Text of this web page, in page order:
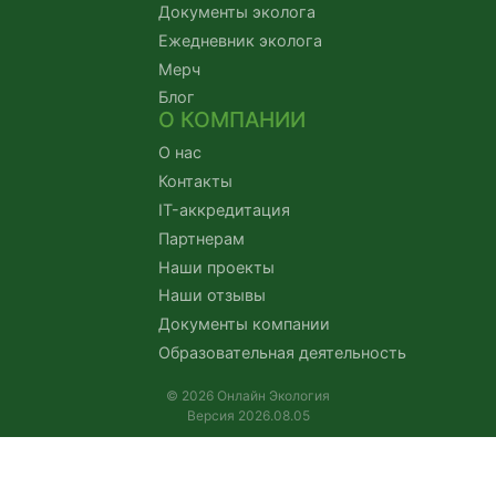
Документы эколога
Ежедневник эколога
Мерч
Блог
О КОМПАНИИ
О нас
Контакты
IT-аккредитация
Партнерам
Наши проекты
Наши отзывы
Документы компании
Образовательная деятельность
© 2026 Онлайн Экология
Версия 2026.08.05